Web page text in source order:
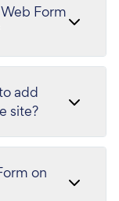
Form
add
site?
on